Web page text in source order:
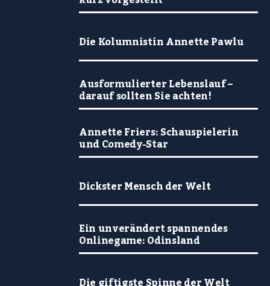
Die Kolumnistin Annette Pawlu
Ausformulierter Lebenslauf –
darauf sollten Sie achten!
Annette Friers: Schauspielerin
und Comedy-Star
Dickster Mensch der Welt
Ein unverändert spannendes
Onlinegame: Odinsland